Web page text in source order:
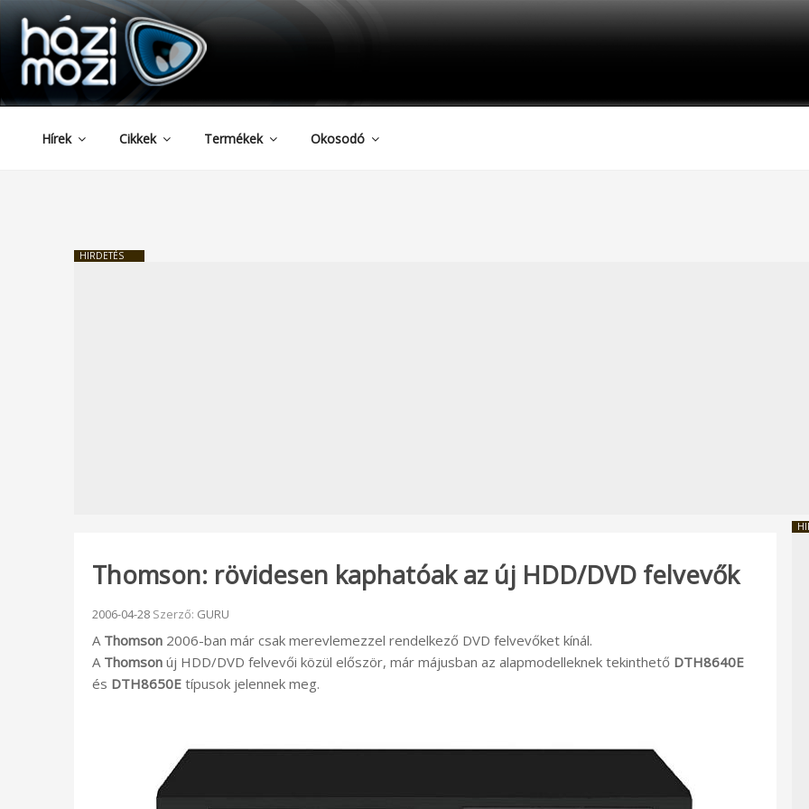
Tartalomhoz
HAZIMOZI
Hírek Cikkek Termékek Okosodó
HIRDETÉS
Thomson: rövidesen kaphatóak az új HDD/DVD felvevők
Beküldve:
2006-04-28 Szerző: GURU
A Thomson 2006-ban már csak merevlemezzel rendelkező DVD felvevőket kínál.
A Thomson új HDD/DVD felvevői közül először, már májusban az alapmodelleknek tekinthető DTH8640E
és DTH8650E típusok jelennek meg.